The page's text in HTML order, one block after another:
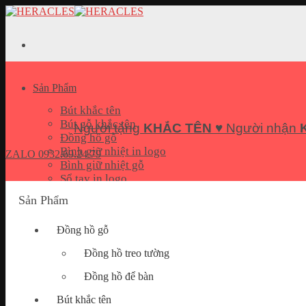
Skip
Sản Phẩm
Bút khắc tên
Bút gỗ khắc tên
Đồng hồ gỗ
Bình giữ nhiệt in logo
Bình giữ nhiệt gỗ
Sổ tay in logo
Pin sạc dự phòng in logo
Móc khoá khắc tên
Hộp đựng name card
Quà tặng doanh nghiệp
Bài Viết
Người tặng KHẮC TÊN ♥ Người nhận
ZALO 0932.69.24.79
Sản Phẩm
Đồng hồ gỗ
Đồng hồ treo tường
Đồng hồ để bàn
Bút khắc tên